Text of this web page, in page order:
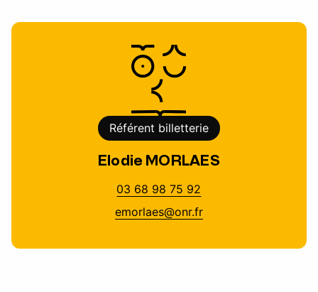
Référent billetterie
Elodie MORLAES
03 68 98 75 92
emorlaes@onr.fr